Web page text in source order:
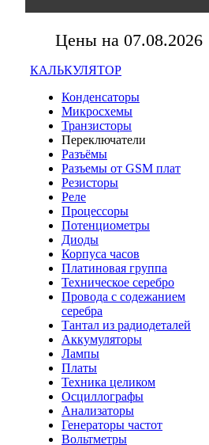
Цены на 07.08.2026
КАЛЬКУЛЯТОР
Конденсаторы
Микросхемы
Транзисторы
Переключатели
Разъёмы
Разъемы от GSM плат
Резисторы
Реле
Процессоры
Потенциометры
Диоды
Корпуса часов
Платиновая группа
Техническое серебро
Провода с содежанием
серебра
Тантал из радиодеталей
Аккумуляторы
Лампы
Платы
Техника целиком
Осциллографы
Анализаторы
Генераторы частот
Вольтметры